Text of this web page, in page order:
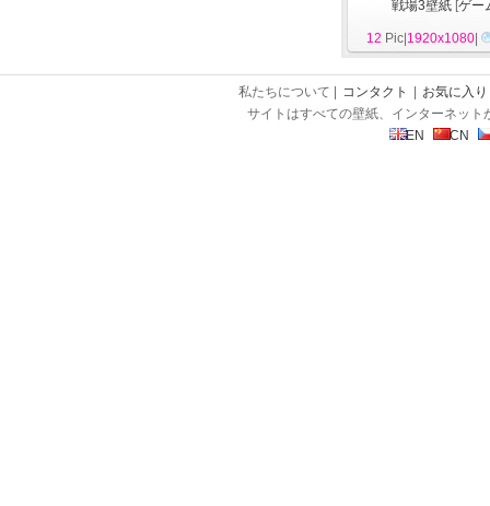
戦場3壁紙 [ゲー
12 Pic| 1920x1080
私たちについて | コンタクト
お気に入り
サイトはすべての壁紙、インターネッ
EN
CN